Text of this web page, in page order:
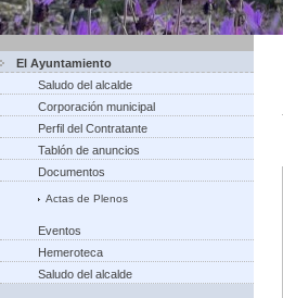
El Ayuntamiento
Saludo del alcalde
Corporación municipal
Perfil del Contratante
Tablón de anuncios
Documentos
Actas de Plenos
Eventos
Hemeroteca
Saludo del alcalde